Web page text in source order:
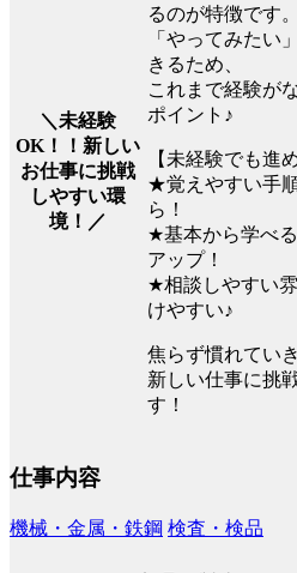
＼未経験
OK！！新しい
お仕事に挑戦
しやすい環
境！／
るのが特徴です。
「やってみたい
きるため、
これまで経験が
ポイント♪
【未経験でも進
★覚えやすい手
ら！
★基本から学べ
アップ！
★相談しやすい
けやすい♪
焦らず慣れてい
新しい仕事に挑
す！
仕事内容
機械・金属・鉄鋼 検査・検品